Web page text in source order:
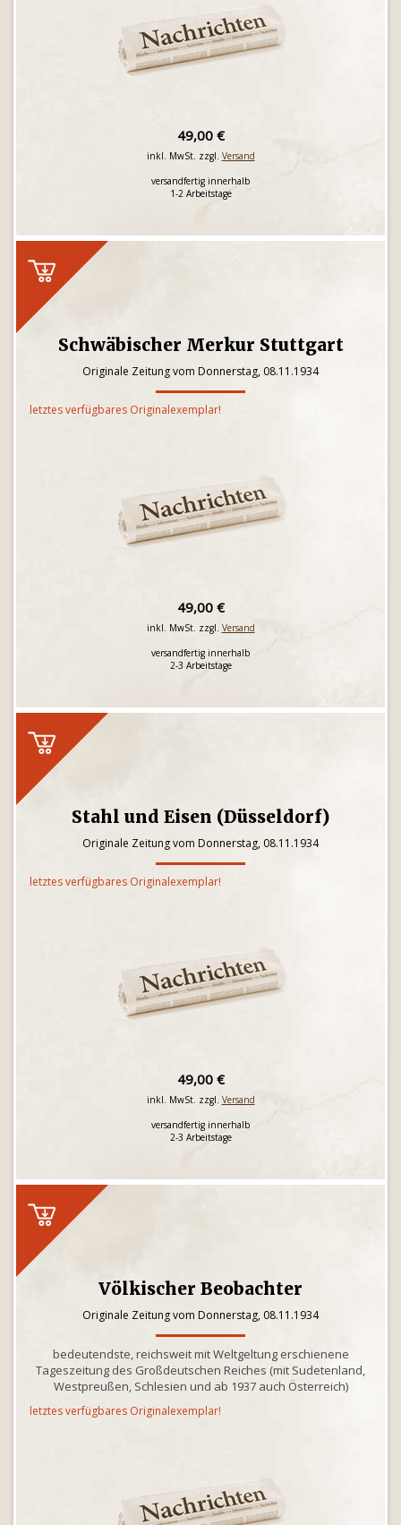
49,00 €
inkl. MwSt. zzgl. Versand
versandfertig innerhalb
1-2 Arbeitstage
Schwäbischer Merkur Stuttgart
Originale Zeitung vom Donnerstag, 08.11.1934
letztes verfügbares Originalexemplar!
49,00 €
inkl. MwSt. zzgl. Versand
versandfertig innerhalb
2-3 Arbeitstage
Stahl und Eisen (Düsseldorf)
Originale Zeitung vom Donnerstag, 08.11.1934
letztes verfügbares Originalexemplar!
49,00 €
inkl. MwSt. zzgl. Versand
versandfertig innerhalb
2-3 Arbeitstage
Völkischer Beobachter
Originale Zeitung vom Donnerstag, 08.11.1934
bedeutendste, reichsweit mit Weltgeltung erschienene
Tageszeitung des Großdeutschen Reiches (mit Sudetenland,
Westpreußen, Schlesien und ab 1937 auch Österreich)
letztes verfügbares Originalexemplar!